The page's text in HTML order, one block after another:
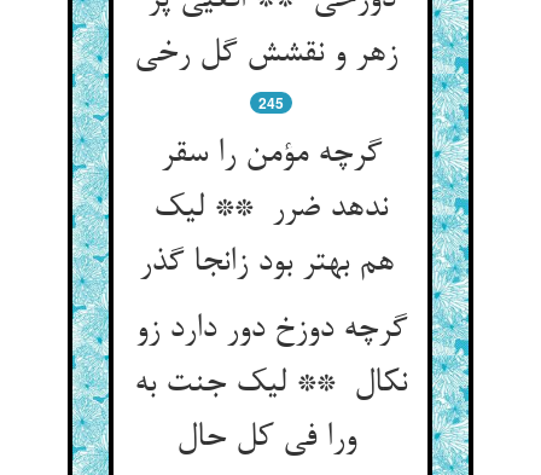
245
گرچه مؤمن را سقر
ندهد ضرر ** لیک
هم بهتر بود زانجا گذر
گرچه دوزخ دور دارد زو
نکال ** لیک جنت به
ورا فی کل حال